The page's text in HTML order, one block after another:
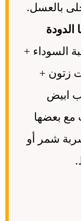
بالعسل.
السوداء +
زتون +
ابيض
مع بعضها
شمر أو